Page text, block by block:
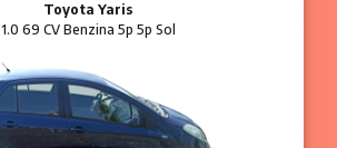
Ford Ka
1.2 8V 69 CV Benzina 3p Plus